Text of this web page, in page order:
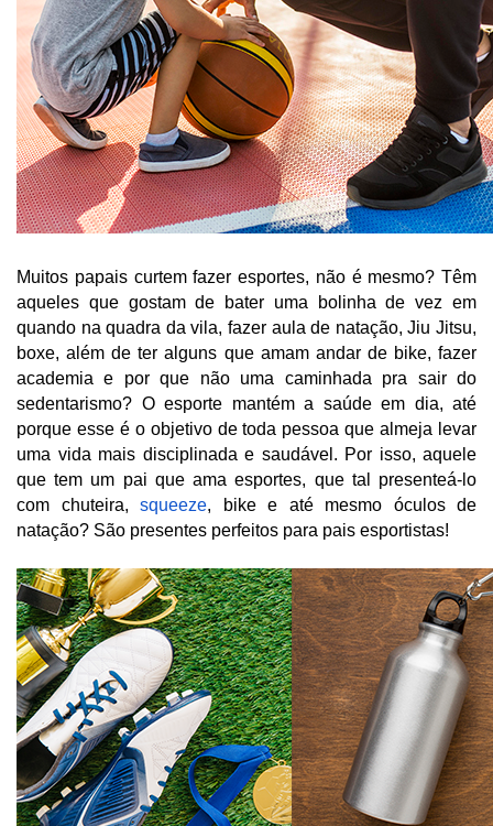
Muitos papais curtem fazer esportes, não é mesmo? Têm
aqueles que gostam de bater uma bolinha de vez em
quando na quadra da vila, fazer aula de natação, Jiu Jitsu,
boxe, além de ter alguns que amam andar de bike, fazer
academia e por que não uma caminhada pra sair do
sedentarismo? O esporte mantém a saúde em dia, até
porque esse é o objetivo de toda pessoa que almeja levar
uma vida mais disciplinada e saudável. Por isso, aquele
que tem um pai que ama esportes, que tal presenteá-lo
com chuteira, squeeze, bike e até mesmo óculos de
natação? São presentes perfeitos para pais esportistas!